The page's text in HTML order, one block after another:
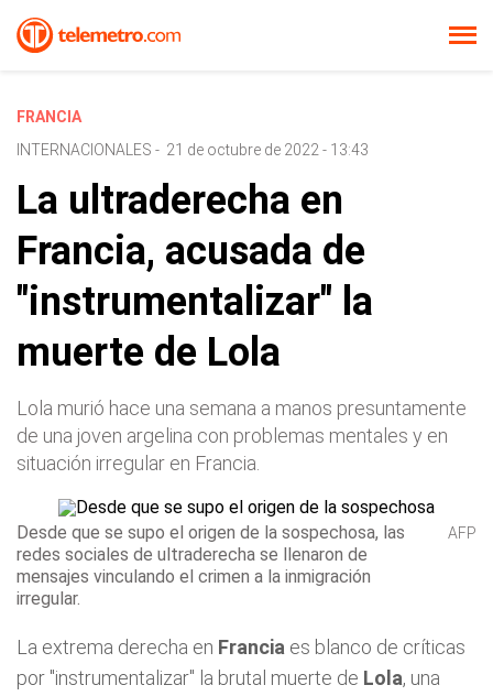
FRANCIA
INTERNACIONALES - 21 de octubre de 2022 - 13:43
La ultraderecha en
Francia, acusada de
"instrumentalizar" la
muerte de Lola
Lola murió hace una semana a manos presuntamente
de una joven argelina con problemas mentales y en
situación irregular en Francia.
Desde que se supo el origen de la sospechosa, las
redes sociales de ultraderecha se llenaron de
mensajes vinculando el crimen a la inmigración
irregular.
AFP
La extrema derecha en Francia es blanco de críticas
por "instrumentalizar" la brutal muerte de Lola, una